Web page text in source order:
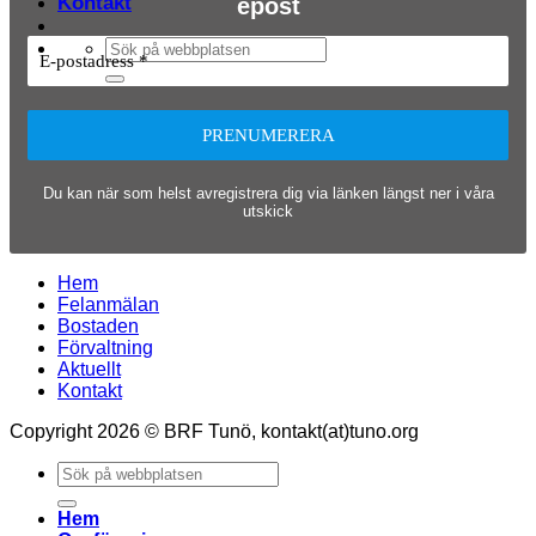
epost
Du kan när som helst avregistrera dig via länken längst ner i våra
utskick
Hem
Felanmälan
Bostaden
Förvaltning
Aktuellt
Kontakt
Copyright 2026 © BRF Tunö, kontakt(at)tuno.org
Hem